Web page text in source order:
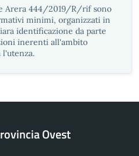
Arera 444/2019/R/rif sono
minimi, organizzati in
identificazione da parte
inerenti all'ambito
Ovest